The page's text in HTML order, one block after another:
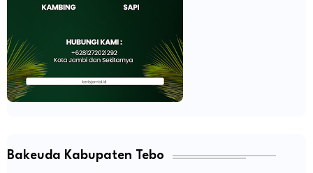
Bakeuda Kabupaten Tebo